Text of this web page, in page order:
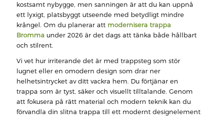
kostsamt nybygge, men sanningen är att du kan uppnå
ett lyxigt, platsbyggt utseende med betydligt mindre
krångel. Om du planerar att modernisera trappa
Bromma under 2026 är det dags att tänka både hållbart
och stilrent.
Vi vet hur irriterande det är med trappsteg som stör
lugnet eller en omodern design som drar ner
helhetsintrycket av ditt vackra hem. Du förtjänar en
trappa som är tyst, säker och visuellt tilltalande. Genom
att fokusera på rätt material och modern teknik kan du
förvandla din slitna trappa till ett modernt designelement